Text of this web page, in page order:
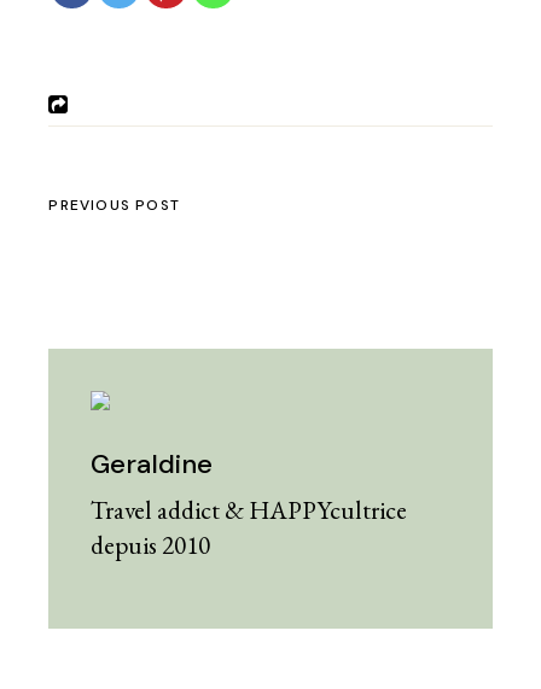
PREVIOUS POST
Geraldine
Travel addict & HAPPYcultrice
depuis 2010